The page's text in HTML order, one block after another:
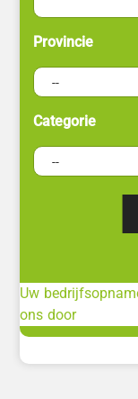
Provincie
Categorie
Uw
ons door